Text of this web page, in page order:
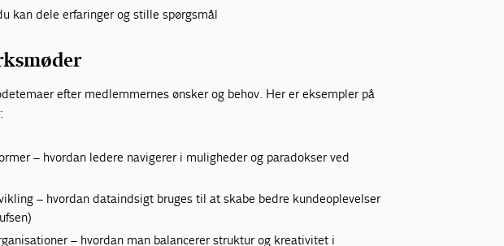
kan dele erfaringer og stille spørgsmål
efter medlemmernes ønsker og behov. Her er eksempler på
– hvordan ledere navigerer i muligheder og paradokser ved
– hvordan dataindsigt bruges til at skabe bedre kundeoplevelser
– hvordan man balancerer struktur og kreativitet i